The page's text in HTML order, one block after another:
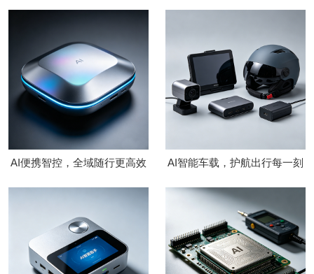
AI便携智控，全域随行更高效 AI智能车载，护航出行每一刻